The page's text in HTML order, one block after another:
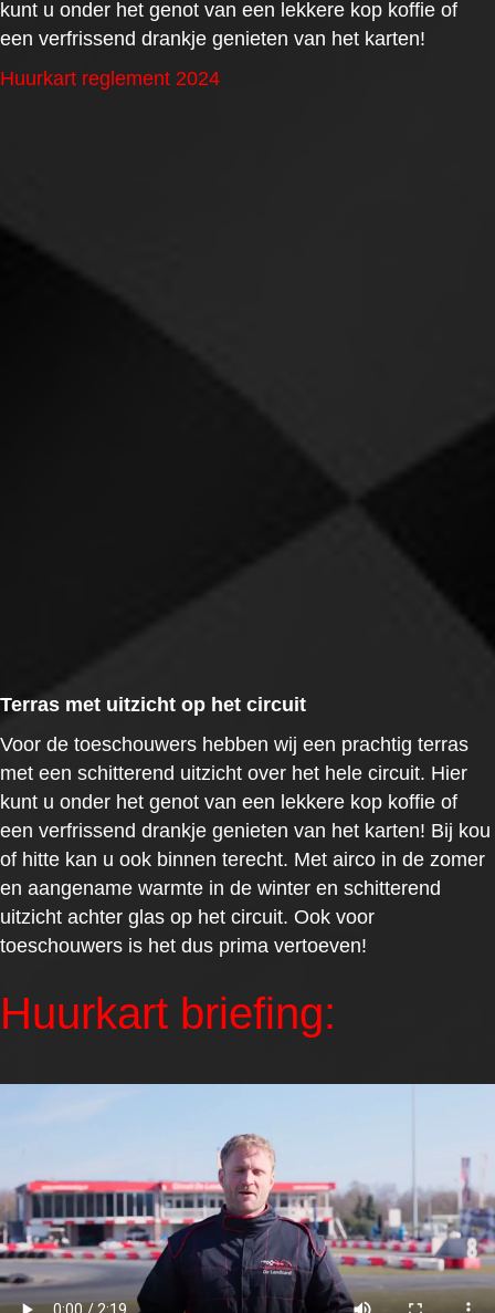
kunt u onder het genot van een lekkere kop koffie of
een verfrissend drankje genieten van het karten!
Huurkart reglement 2024
Terras met uitzicht op het circuit
Voor de toeschouwers hebben wij een prachtig terras
met een schitterend uitzicht over het hele circuit. Hier
kunt u onder het genot van een lekkere kop koffie of
een verfrissend drankje genieten van het karten! Bij kou
of hitte kan u ook binnen terecht. Met airco in de zomer
en aangename warmte in de winter en schitterend
uitzicht achter glas op het circuit. Ook voor
toeschouwers is het dus prima vertoeven!
Huurkart briefing: